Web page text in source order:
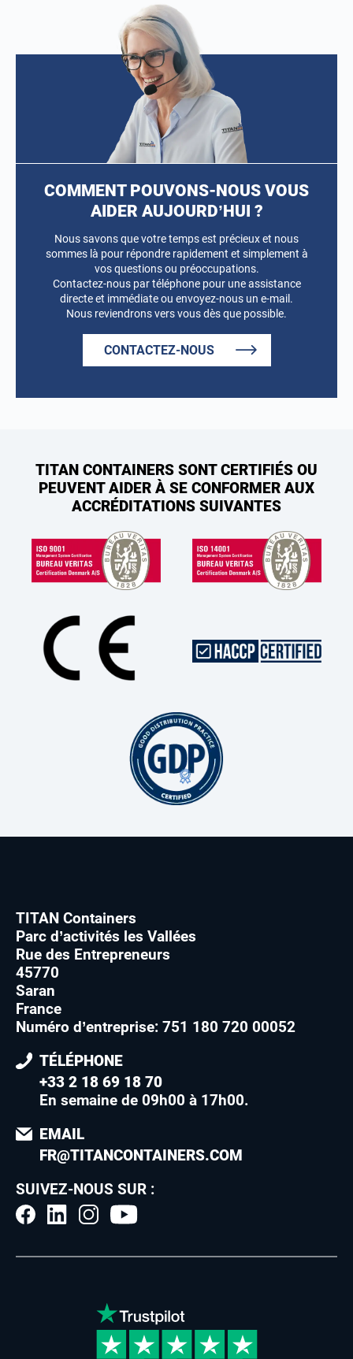
COMMENT POUVONS-NOUS VOUS
AIDER AUJOURD’HUI ?
Nous savons que votre temps est précieux et nous
sommes là pour répondre rapidement et simplement à
vos questions ou préoccupations.
Contactez-nous par téléphone pour une assistance
directe et immédiate ou envoyez-nous un e-mail.
Nous reviendrons vers vous dès que possible.
CONTACTEZ-NOUS
TITAN CONTAINERS SONT CERTIFIÉS OU
PEUVENT AIDER À SE CONFORMER AUX
ACCRÉDITATIONS SUIVANTES
TITAN Containers
Parc d’activités les Vallées
Rue des Entrepreneurs
45770
Saran
France
Numéro d’entreprise: 751 180 720 00052
TÉLÉPHONE
+33 2 18 69 18 70
En semaine de 09h00 à 17h00.
EMAIL
FR@TITANCONTAINERS.COM
SUIVEZ-NOUS SUR :